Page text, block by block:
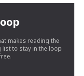
makes reading the
list to stay in the loop